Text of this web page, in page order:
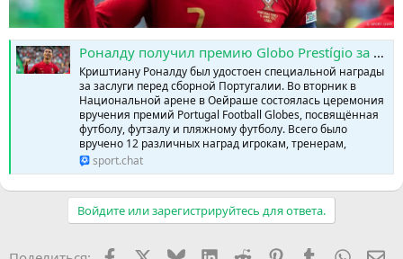
Роналду получил премию Globo Prestígio за 22 года в сборной Португалии » SPORTCHAT - Новости спорта | Футбол | Онлайн трансляции | Чат | Результаты матчей | Спорт | Прогнозы на спорт
Криштиану Роналду был удостоен специальной награды
за заслуги перед сборной Португалии. Во вторник в
Национальной арене в Оейраше состоялась церемония
вручения премий Portugal Football Globes, посвящённая
футболу, футзалу и пляжному футболу. Всего было
вручено 12 различных наград игрокам, тренерам,
sport.chat
Войдите или зарегистрируйтесь для ответа.
FacebookX (Twitter)
BlueskyLinkedIn
Reddit PinterestTumblr